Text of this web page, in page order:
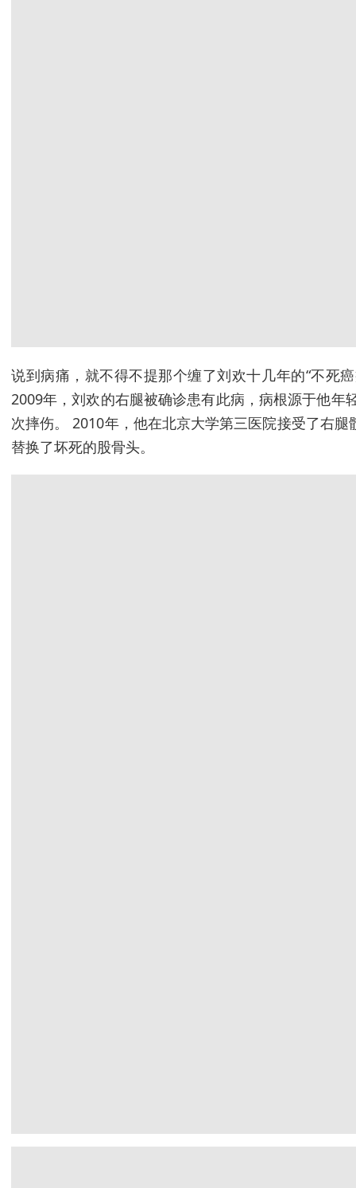
说到病痛，就不得不提那个缠了刘欢十几年的“不死
2009年，刘欢的右腿被确诊患有此病，病根源于他年
次摔伤。 2010年，他在北京大学第三医院接受了右
替换了坏死的股骨头。